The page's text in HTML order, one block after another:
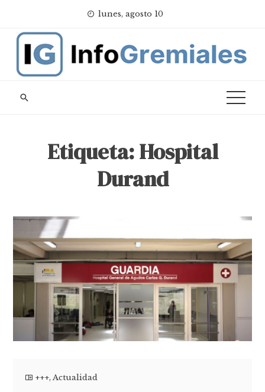
content
lunes, agosto 10
Etiqueta:Hospital
Durand
+++,Actualidad